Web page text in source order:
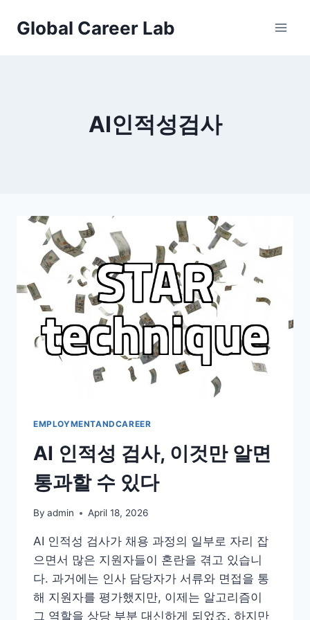
Global Career Lab
AI인적성검사
EMPLOYMENTANDCAREER
AI 인적성 검사, 이것만 알면
통과할 수 있다
By admin April 18, 2026
AI 인적성 검사가 채용 과정의 일부로 자리 잡
으면서 많은 지원자들이 혼란을 겪고 있습니
다. 과거에는 인사 담당자가 서류와 면접을 통
해 지원자를 평가했지만, 이제는 알고리즘이
그 역할을 상당 부분 대신하게 되었죠. 하지만